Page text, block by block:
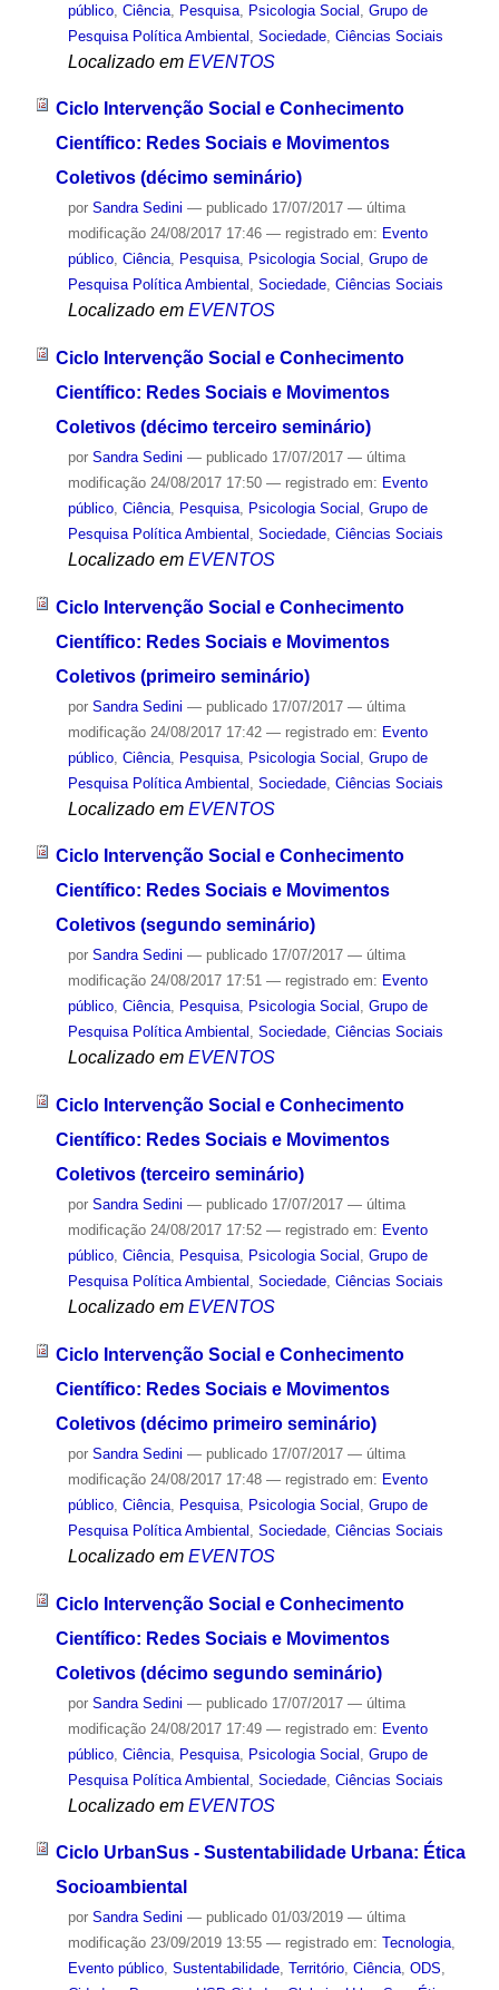
público, Ciência, Pesquisa, Psicologia Social Grupo de
Pesquisa Política Ambiental Sociedade, Ciências Sociais
Localizado em EVENTOS
Ciclo Intervenção Social e Conhecimento
Científico: Redes Sociais e Movimentos
Coletivos (décimo seminário)
por Sandra Sedini — publicado17/07/2017 — última
modificação24/08/2017 17:46 — registrado em: Evento
público, Ciência, Pesquisa, Psicologia Social , Grupo de
Pesquisa Política Ambiental , Sociedade, Ciências Sociais
Localizado em EVENTOS
Ciclo Intervenção Social e Conhecimento
Científico: Redes Sociais e Movimentos
Coletivos (décimo terceiro seminário)
por Sandra Sedini — publicado17/07/2017 — última
modificação24/08/2017 17:50 — registrado em: Evento
público, Ciência, Pesquisa, Psicologia Social , Grupo de
Pesquisa Política Ambiental , Sociedade, Ciências Sociais
Localizado em EVENTOS
Ciclo Intervenção Social e Conhecimento
Científico: Redes Sociais e Movimentos
Coletivos (primeiro seminário)
por Sandra Sedini — publicado17/07/2017 — última
modificação24/08/2017 17:42 — registrado em: Evento
público, Ciência, Pesquisa, Psicologia Social Grupo de
Pesquisa Política Ambiental Sociedade, Ciências Sociais
Localizado em EVENTOS
Ciclo Intervenção Social e Conhecimento
Científico: Redes Sociais e Movimentos
Coletivos (segundo seminário)
por Sandra Sedini — publicado17/07/2017 — última
modificação24/08/2017 17:51 — registrado em: Evento
público, Ciência, Pesquisa, Psicologia Social , Grupo de
Pesquisa Política Ambiental , Sociedade, Ciências Sociais
Localizado em EVENTOS
Ciclo Intervenção Social e Conhecimento
Científico: Redes Sociais e Movimentos
Coletivos (terceiro seminário)
por Sandra Sedini — publicado17/07/2017 — última
modificação24/08/2017 17:52 — registrado em: Evento
público, Ciência, Pesquisa, Psicologia Social , Grupo de
Pesquisa Política Ambiental , Sociedade, Ciências Sociais
Localizado em EVENTOS
Ciclo Intervenção Social e Conhecimento
Científico: Redes Sociais e Movimentos
Coletivos (décimo primeiro seminário)
por Sandra Sedini — publicado17/07/2017 — última
modificação24/08/2017 17:48 — registrado em: Evento
público, Ciência, Pesquisa, Psicologia Social
Grupo de
Pesquisa Política Ambiental
Sociedade, Ciências Sociais
Localizado em EVENTOS
Ciclo Intervenção Social e Conhecimento
Científico: Redes Sociais e Movimentos
Coletivos (décimo segundo seminário)
por Sandra Sedini — publicado17/07/2017 — última
modificação24/08/2017 17:49 — registrado em: Evento
público, Ciência, Pesquisa, Psicologia Social Grupo de
Pesquisa Política Ambiental Sociedade, Ciências Sociais
Localizado em EVENTOS
Ciclo UrbanSus - Sustentabilidade Urbana: Ética
Socioambiental
por Sandra Sedini — publicado01/03/2019 — última
modificação23/09/2019 13:55 — registrado em: Tecnologia,
Evento público, Sustentabilidade, Território, Ciência, ODS,